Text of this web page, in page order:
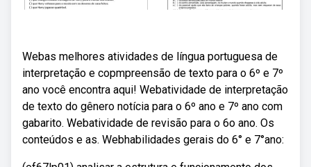
Webas melhores atividades de língua portuguesa de
interpretação e copmpreensão de texto para o 6º e 7º
ano você encontra aqui! Webatividade de interpretação
de texto do gênero notícia para o 6º ano e 7º ano com
gabarito. Webatividade de revisão para o 6o ano. Os
conteúdos e as. Webhabilidades gerais do 6° e 7°ano: